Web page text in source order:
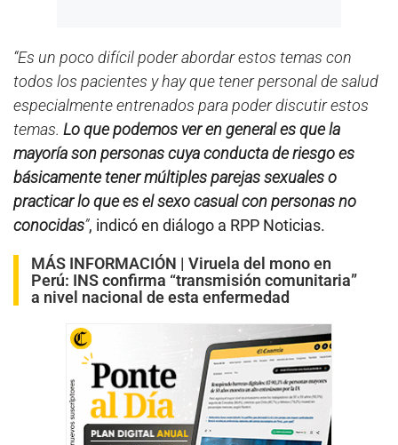
“Es un poco difícil poder abordar estos temas con
todos los pacientes y hay que tener personal de salud
especialmente entrenados para poder discutir estos
temas. Lo que podemos ver en general es que la
mayoría son personas cuya conducta de riesgo es
básicamente tener múltiples parejas sexuales o
practicar lo que es el sexo casual con personas no
conocidas”, indicó en diálogo a RPP Noticias.
MÁS INFORMACIÓN | Viruela del mono en
Perú: INS confirma “transmisión comunitaria”
a nivel nacional de esta enfermedad